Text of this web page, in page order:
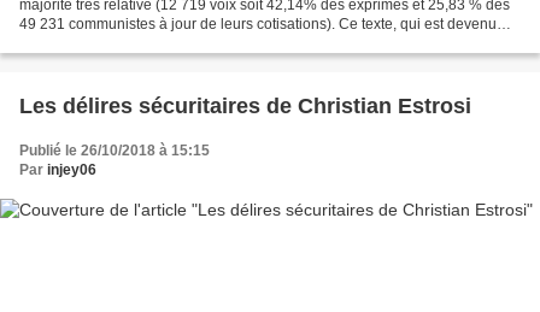
majorité très relative (12 719 voix soit 42,14% des exprimés et 25,83 % des
49 231 communistes à jour de leurs cotisations). Ce texte, qui est devenu
Les délires sécuritaires de Christian Estrosi
Publié le 26/10/2018 à 15:15
Par injey06